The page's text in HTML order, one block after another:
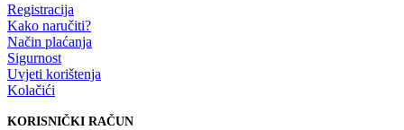
Registracija
Kako naručiti?
Način plaćanja
Sigurnost
Uvjeti korištenja
Kolačići
KORISNIČKI RAČUN